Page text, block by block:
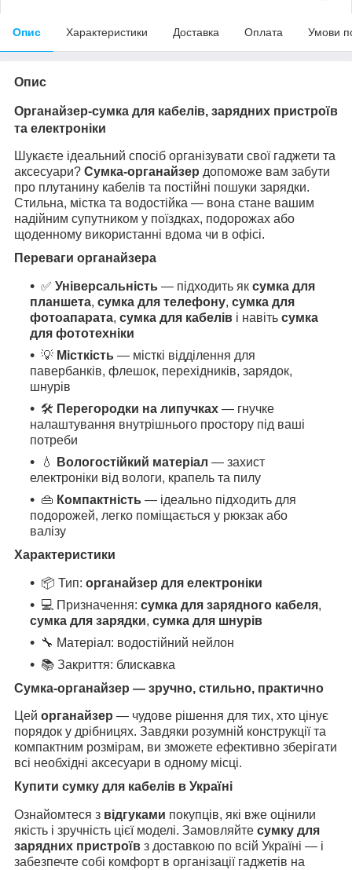
Опис Характеристики Доставка Оплата Умови
Опис
Органайзер-сумка для кабелів, зарядних пристроїв
та електроніки
Шукаєте ідеальний спосіб організувати свої гаджети та
аксесуари? Сумка-органайзер допоможе вам забути
про плутанину кабелів та постійні пошуки зарядки.
Стильна, містка та водостійка — вона стане вашим
надійним супутником у поїздках, подорожах або
щоденному використанні вдома чи в офісі.
Переваги органайзера
✅ Універсальність — підходить як сумка для
планшета, сумка для телефону, сумка для
фотоапарата, сумка для кабелів і навіть сумка
для фототехніки
💡 Місткість — місткі відділення для
павербанків, флешок, перехідників, зарядок,
шнурів
🛠 Перегородки на липучках — гнучке
налаштування внутрішнього простору під ваші
потреби
💧
Вологостійкий матеріал — захист
електроніки від вологи, крапель та пилу
👜 Компактність — ідеально підходить для
подорожей, легко поміщається у рюкзак або
валізу
Характеристики
📦 Тип: органайзер для електроніки
💻 Призначення: сумка для зарядного кабеля,
сумка для зарядки, сумка для шнурів
🔧 Матеріал: водостійний нейлон
📚 Закриття: блискавка
Сумка-органайзер — зручно, стильно, практично
Цей органайзер — чудове рішення для тих, хто цінує
порядок у дрібницях. Завдяки розумній конструкції та
компактним розмірам, ви зможете ефективно зберігати
всі необхідні аксесуари в одному місці.
Купити сумку для кабелів в Україні
Ознайомтеся з відгуками покупців, які вже оцінили
якість і зручність цієї моделі. Замовляйте сумку для
зарядних пристроїв з доставкою по всій Україні — і
забезпечте собі комфорт в організації гаджетів на